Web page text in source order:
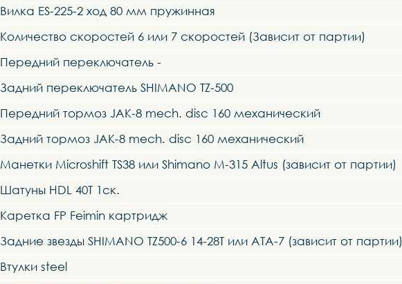
Вилка ES-225-2 ход 80 мм пружинная
Количество скоростей 6 или 7 скоростей (Зависит от партии)
Передний переключатель -
Задний переключатель SHIMANO TZ-500
Передний тормоз JAK-8 mech. disc 160 механический
Задний тормоз JAK-8 mech. disc 160 механический
Манетки Microshift TS38 или Shimano M-315 Altus (зависит от партии)
Шатуны HDL 40T 1ск.
Каретка FP Feimin картридж
Задние звезды SHIMANO TZ500-6 14-28T или ATA-7 (зависит от партии)
Втулки steel